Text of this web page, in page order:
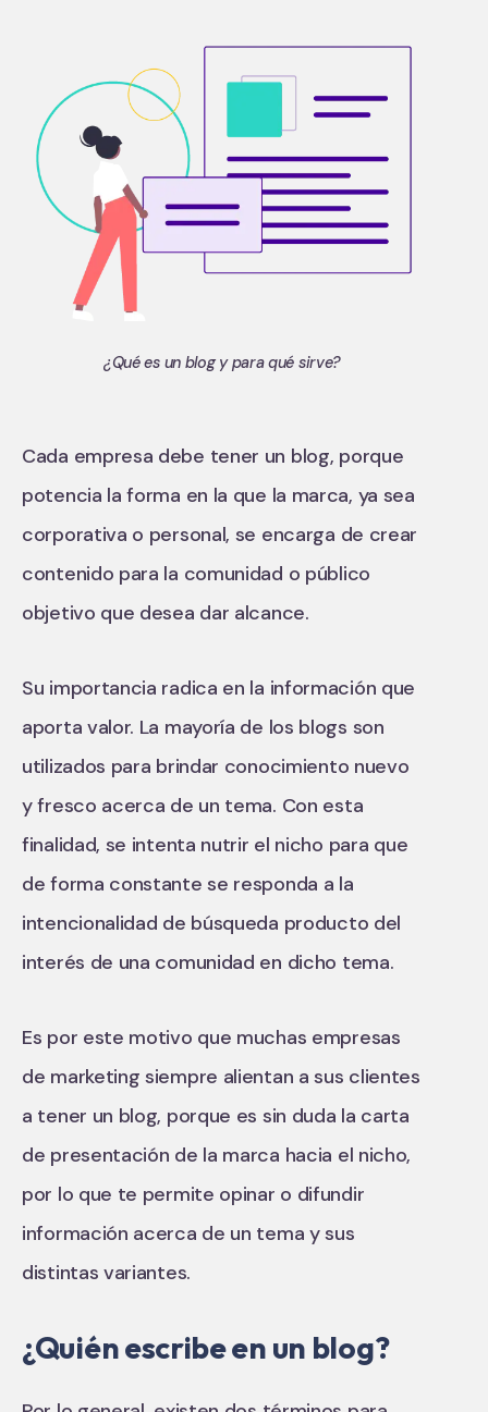
¿Qué es un blog y para qué sirve?
Cada empresa debe tener un blog, porque
potencia la forma en la que la marca, ya sea
corporativa o personal, se encarga de crear
contenido para la comunidad o público
objetivo que desea dar alcance.
Su importancia radica en la información que
aporta valor. La mayoría de los blogs son
utilizados para brindar conocimiento nuevo
y fresco acerca de un tema. Con esta
finalidad, se intenta nutrir el nicho para que
de forma constante se responda a la
intencionalidad de búsqueda producto del
interés de una comunidad en dicho tema.
Es por este motivo que muchas empresas
de marketing siempre alientan a sus clientes
a tener un blog, porque es sin duda la carta
de presentación de la marca hacia el nicho,
por lo que te permite opinar o difundir
información acerca de un tema y sus
distintas variantes.
¿Quién escribe en un blog?